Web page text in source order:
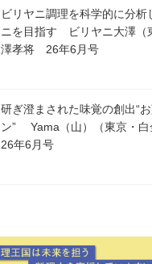
ビリヤニ調理を科学的に分析
ニを目指す ビリヤニ大澤
澤孝将 26年6月号
研ぎ澄まされた味覚の創出“
ン” Yama（山）（東京・
26年6月号